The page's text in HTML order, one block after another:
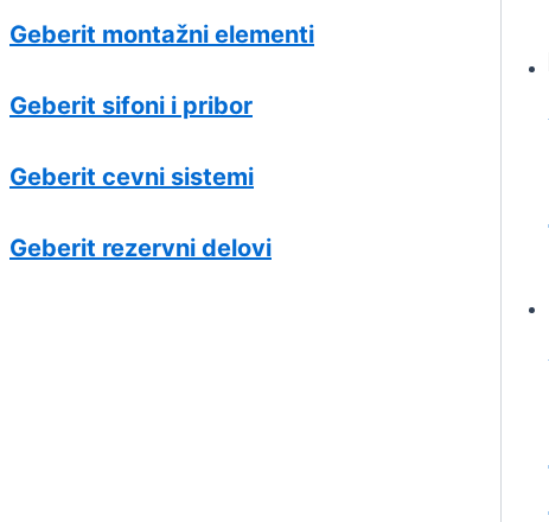
Geberit montažni elementi
Geberit sifoni i pribor
Geberit cevni sistemi
Geberit rezervni delovi